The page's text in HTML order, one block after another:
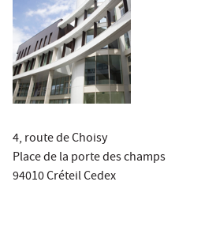
4, route de Choisy
Place de la porte des champs
94010 Créteil Cedex